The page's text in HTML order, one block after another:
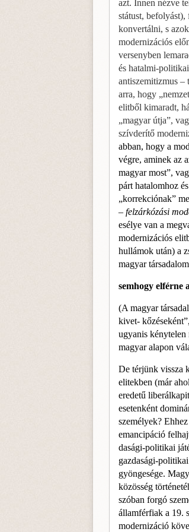
azt. Innen nézve
státust,
konvertálni, s
modernizációs
versenyben
és ha­talmi-
antiszemi­tizmus –
arra, hogy
elitből kimaradt,
„magyar útja”,
szívderítő
abban, hogy a
végre, aminek az
magyar most”,
párt hatalomhoz
„korrekciónak”
– felzárkózási
esélye van a
moder­nizációs
hullámok után) a
magyar
semhogy elférne
(A magyar
kivet-
ugyanis
magyar alapon
De térjünk vissza
elitek­ben (már
eredetű
esetenként
személyek?
emancipáció
dasági-politikai
gazdasági­-
gyöngesége.
közösség
szóban forgó
államférfiak a 19.
modernizáció